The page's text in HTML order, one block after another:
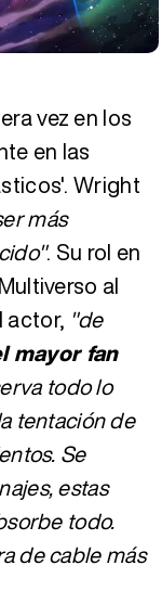
vez en los
en las
Wright
más
. Su rol en
al
actor, "de
mayor fan
todo lo
tentación de
Se
estas
todo.
de cable más